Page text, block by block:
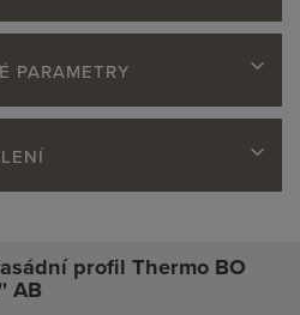
PARAMETRY
profil Thermo BO
AB